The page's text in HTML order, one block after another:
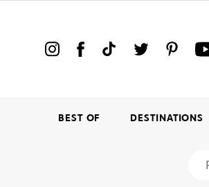
BEST OF DESTINATIONS